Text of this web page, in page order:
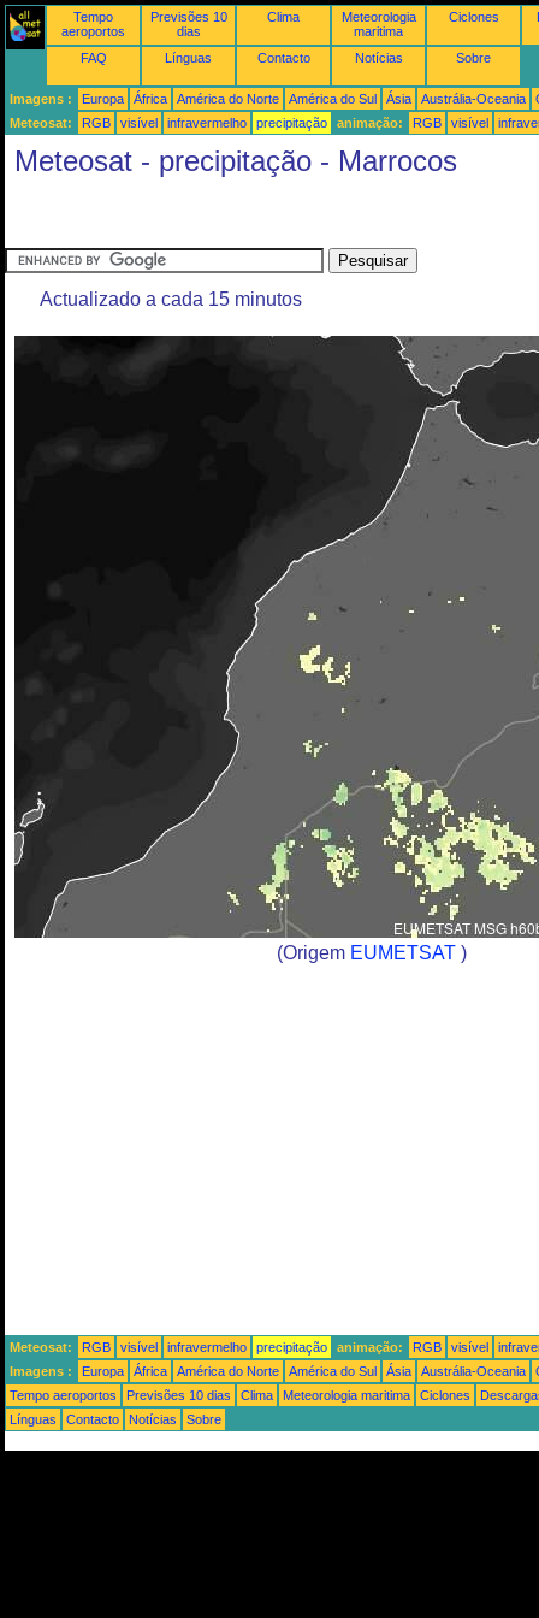
Tempo
aeroportos
Previsões 10
dias
Clima
Meteorologia
maritima
Ciclones
FAQ Línguas Contacto Notícias Sobre
Imagens : Europa África América do Norte América do Sul Ásia Austrália-Oceania
Meteosat:
RGB visível infravermelho precipitação animação: RGB visível
Meteosat - precipitação - Marrocos
Actualizado a cada 15 minutos
(Origem EUMETSAT )
Meteosat: RGB visível infravermelho precipitação animação: RGB visível
Imagens :
Europa África América do Norte América do Sul Ásia Austrália-Oceania
Tempo aeroportos
Previsões 10 dias Clima Meteorologia maritima Ciclones
Línguas
Contacto Notícias Sobre